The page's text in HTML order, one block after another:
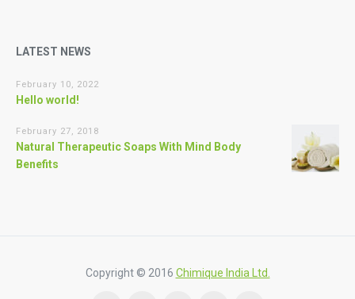
LATEST NEWS
February 10, 2022
Hello world!
February 27, 2018
Natural Therapeutic Soaps With Mind Body
Benefits
Copyright © 2016 Chimique India Ltd.